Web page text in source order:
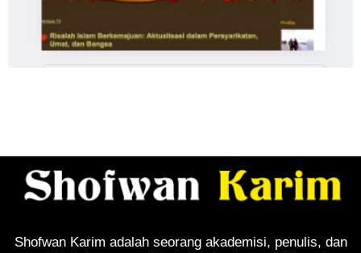
Shofwan Karim adalah seorang akademisi, penulis, dan